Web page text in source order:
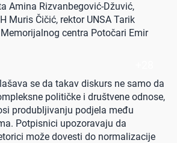
Amina Rizvanbegović-Džuvić,
Muris Čičić, rektor UNSA Tarik
centra Potočari Emir
se da takav diskurs ne samo da
političke i društvene odnose,
produbljivanju podjela među
Potpisnici upozoravaju da
može dovesti do normalizacije